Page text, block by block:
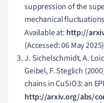
suppression of the
mechanical
Available at: http://
(Accessed: 06 May
J. Sichelschmidt, A.
Geibel, F. Steglich
chains in CuSiO3: an
http://arxiv.org/abs/